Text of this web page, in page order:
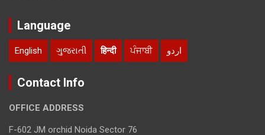
Language
English ગુજરાતી हिन्दी ਪੰਜਾਬੀ اردو
Contact Info
OFFICE ADDRESS
F-602 JM orchid Noida Sector 76